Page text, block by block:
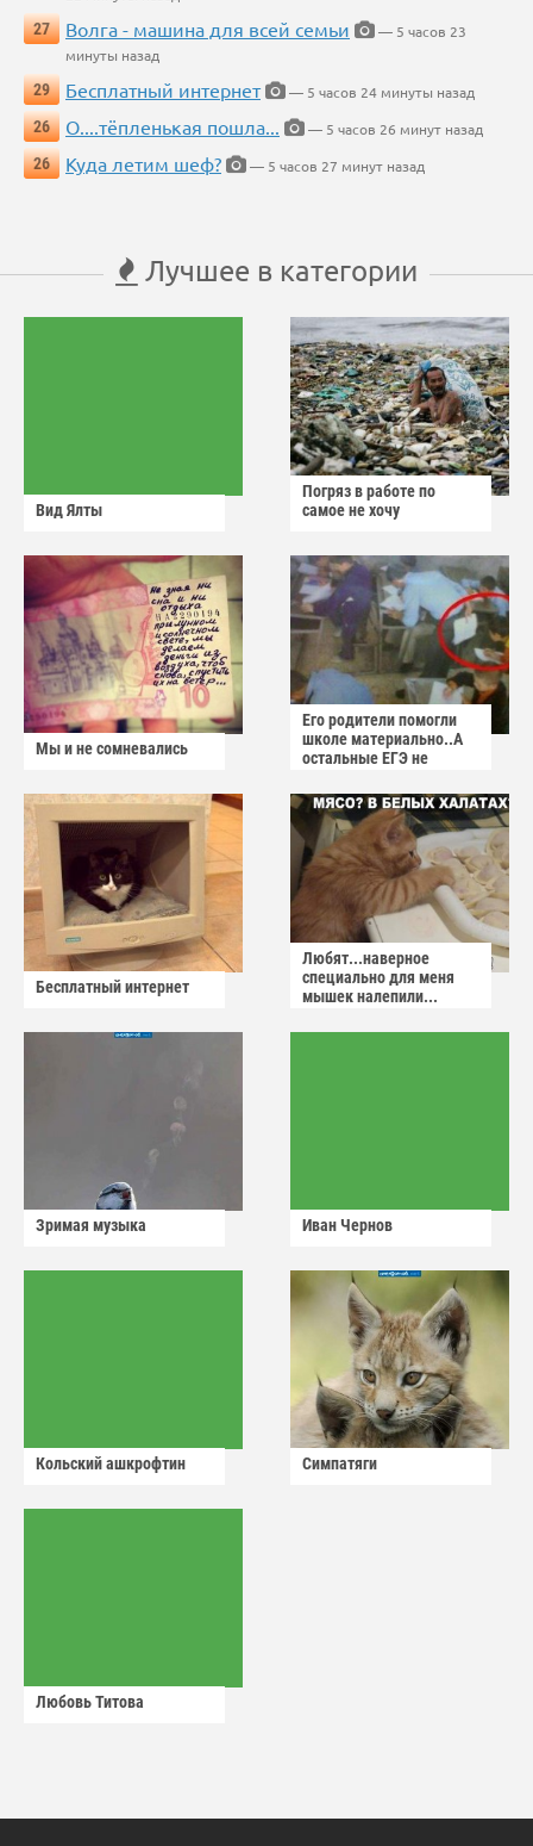
27
Волга - машина для всей семьи
— 5 часов 23
минуты назад
29
Бесплатный интернет
— 5 часов 24 минуты назад
26
О....тёпленькая пошла...
— 5 часов 26 минут назад
26
Куда летим шеф? — 5 часов 27 минут назад
Лучшее в категории
Вид Ялты
Погряз в работе по
самое не хочу
Мы и не сомневались
Его родители помогли
школе материально..А
остальные ЕГЭ не
Бесплатный интернет
Любят...наверное
специально для меня
мышек налепили...
Зримая музыка Иван Чернов
Кольский ашкрофтин Симпатяги
Любовь Титова